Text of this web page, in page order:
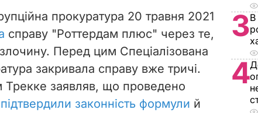
прокуратура 20 травня 2021
справу "Роттердам плюс" через те,
Перед цим Спеціалізована
закривала справу вже тричі.
Трекке заявляв, що проведено
підтвердили законність формули й
3В
4